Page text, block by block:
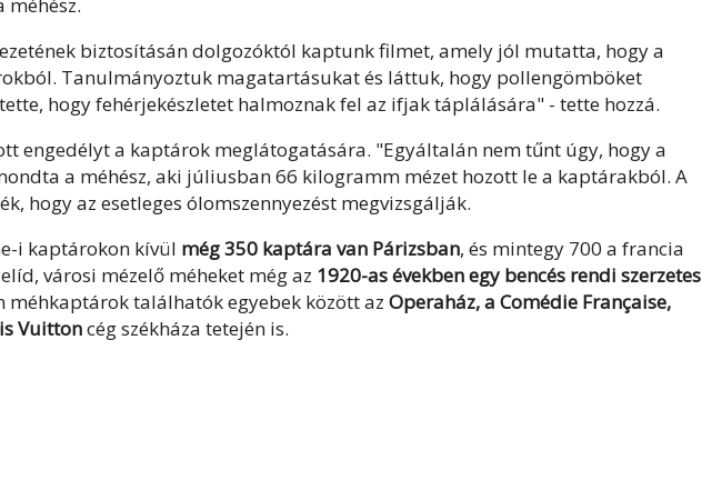
biztosításán dolgozóktól kaptunk filmet, amely jól mutatta, hogy a
Tanulmányoztuk magatartásukat és láttuk, hogy pollengömböket
hogy fehérjekészletet halmoznak fel az ifjak táplálására" - tette hozzá.
engedélyt a kaptárok meglátogatására. "Egyáltalán nem tűnt úgy, hogy a
a méhész, aki júliusban 66 kilogramm mézet hozott le a kaptárakból. A
hogy az esetleges ólomszennyezést megvizsgálják.
i kaptárokon kívül még 350 kaptára van Párizsban, és mintegy 700 a francia
városi mézelő méheket még az 1920-as években egy bencés rendi szerzetes
méhkaptárok találhatók egyebek között az Operaház, a Comédie Française,
Vuittoncég székháza tetején is.